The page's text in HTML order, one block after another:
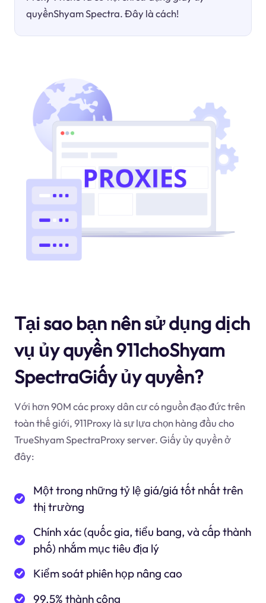
quyềnShyam Spectra. Đây là cách!
Tại sao bạn nên sử dụng dịch
vụ ủy quyền 911choShyam
SpectraGiấy ủy quyền?
Với hơn 90M các proxy dân cư có nguồn đạo đức trên
toàn thế giới, 911Proxy là sự lựa chọn hàng đầu cho
TrueShyam SpectraProxy server. Giấy ủy quyền ở
đây:
Một trong những tỷ lệ giá/giá tốt nhất trên
thị trường
Chính xác (quốc gia, tiểu bang, và cấp thành
phố) nhắm mục tiêu địa lý
Kiểm soát phiên họp nâng cao
99.5% thành công